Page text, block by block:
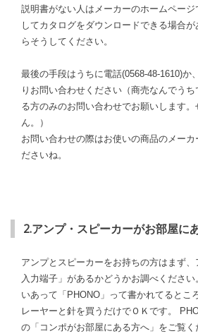
説明書がない人はメーカーのホームペー
してカタログをダウンロードできる場合
らそうしてください。
最後の手段はうちに電話(0568-48-1610)か、
りお問い合わせください（商売なんでう
る方のみのお問い合わせでお願いします
ん。）
お問い合わせの際はお使いの商品のメーカ
ださいね。
2.アンプ・スピーカーがお部屋に
アンプとスピーカーをお持ちの方はまず
入力端子」があるかどうかお調べくださ
いあって「PHONO」って書かれてるとこ
レーヤーと針を買うだけでＯＫです。
の「コンポがお部屋にある方へ」をご覧く